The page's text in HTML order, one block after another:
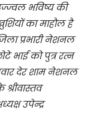
भविष्य की
का माहौल है
प्रभारी नेशनल
भाई को पुत्र रत्न
देर शाम नेशनल
उपेन्द्र